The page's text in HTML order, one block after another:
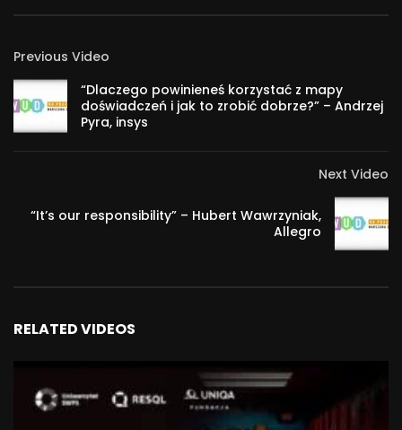
Previous Video
“Dlaczego powinieneś korzystać z mapy
doświadczeń i jak to zrobić dobrze?” – Andrzej
Pyra, insys
Next Video
“It’s our responsibility” – Hubert Wawrzyniak,
Allegro
RELATED VIDEOS